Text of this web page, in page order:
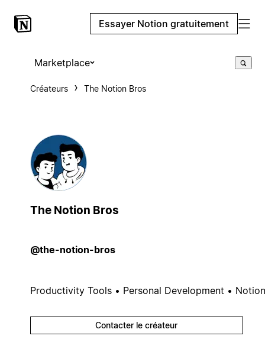
Essayer Notion gratuitement
Marketplace
Créateurs The Notion Bros
The Notion Bros
@the-notion-bros
Productivity Tools • Personal Development • Notion
Contacter le créateur